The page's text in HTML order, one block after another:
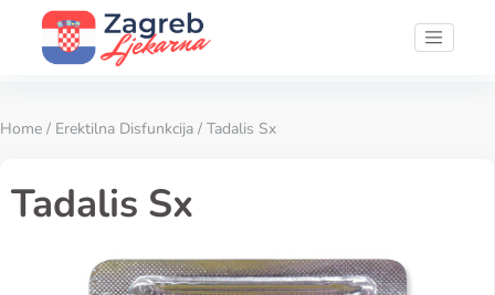
Home / Erektilna Disfunkcija / Tadalis Sx
Tadalis Sx